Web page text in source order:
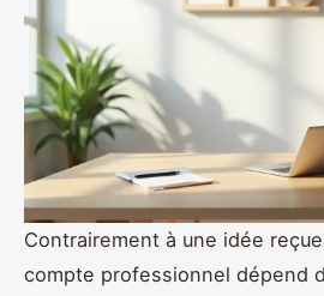
Contrairement à une idée
compte professionnel dépend